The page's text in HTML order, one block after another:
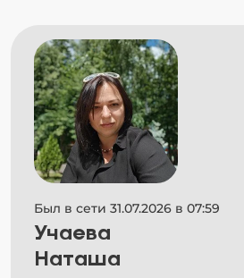
Был в сети 31.07.2026 в 07:59
Учаева
Наташа